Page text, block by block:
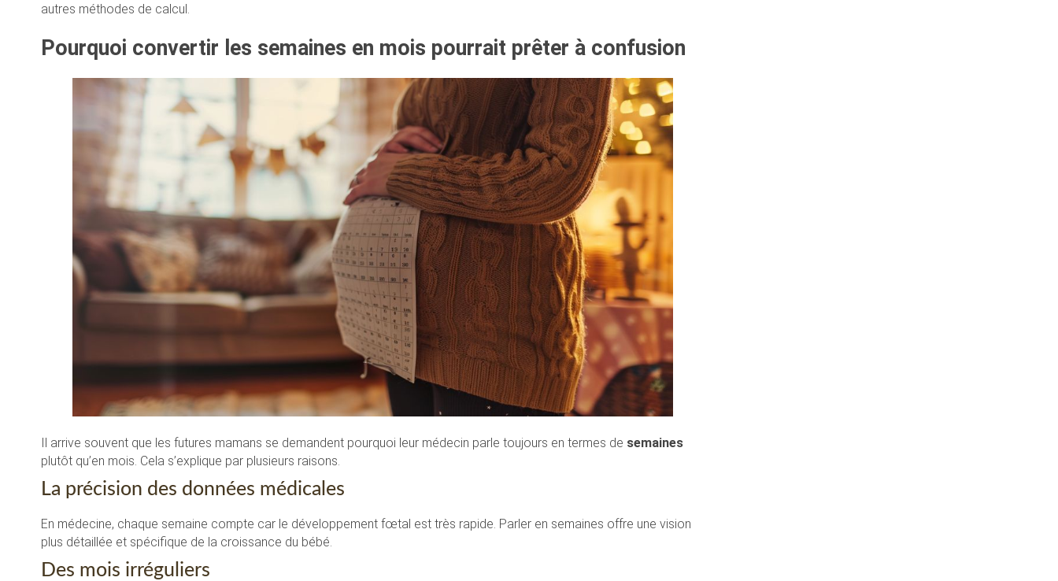
autres méthodes de calcul.
Pourquoi convertir les semaines en mois pourrait prêter à confusion
Il arrive souvent que les futures mamans se demandent pourquoi leur médecin parle toujours en termes de semaines
plutôt qu’en mois. Cela s’explique par plusieurs raisons.
La précision des données médicales
En médecine, chaque semaine compte car le développement fœtal est très rapide. Parler en semaines offre une vision
plus détaillée et spécifique de la croissance du bébé.
Des mois irréguliers